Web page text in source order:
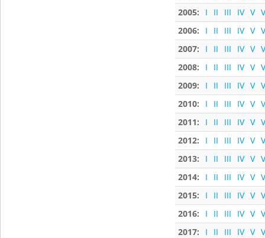
2005:
I II III IV V
2006:
I II III IV V
2007:
I II III IV V
2008:
I II III IV V
2009:
I II III IV V
2010:
I II III IV V
2011:
I II III IV V
2012:
I II III IV V
2013:
I II III IV V
2014:
I II III IV V
2015:
I II III IV V
2016:
I II III IV V
2017:
I II III IV V